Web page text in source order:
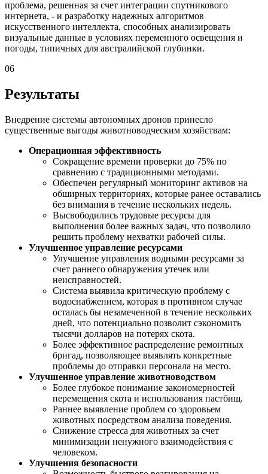
проблема, решенная за счет интеграции спутникового
интернета, - и разработку надежных алгоритмов
искусственного интеллекта, способных анализировать
визуальные данные в условиях переменного освещения и
погоды, типичных для австралийской глубинки.
06
Результаты
Внедрение системы автономных дронов принесло
существенные выгоды животноводческим хозяйствам:
Операционная эффективность
Сокращение времени проверки до 75% по
сравнению с традиционными методами.
Обеспечен регулярный мониторинг активов на
обширных территориях, которые ранее оставались
без внимания в течение нескольких недель.
Высвободились трудовые ресурсы для
выполнения более важных задач, что позволило
решить проблему нехватки рабочей силы.
Улучшенное управление ресурсами
Улучшение управления водными ресурсами за
счет раннего обнаружения утечек или
неисправностей.
Система выявила критическую проблему с
водоснабжением, которая в противном случае
осталась бы незамеченной в течение нескольких
дней, что потенциально позволит сэкономить
тысячи долларов на потерях скота.
Более эффективное распределение ремонтных
бригад, позволяющее выявлять конкретные
проблемы до отправки персонала на место.
Улучшенное управление животноводством
Более глубокое понимание закономерностей
перемещения скота и использования пастбищ.
Раннее выявление проблем со здоровьем
животных посредством анализа поведения.
Снижение стресса для животных за счет
минимизации ненужного взаимодействия с
человеком.
Улучшения безопасности